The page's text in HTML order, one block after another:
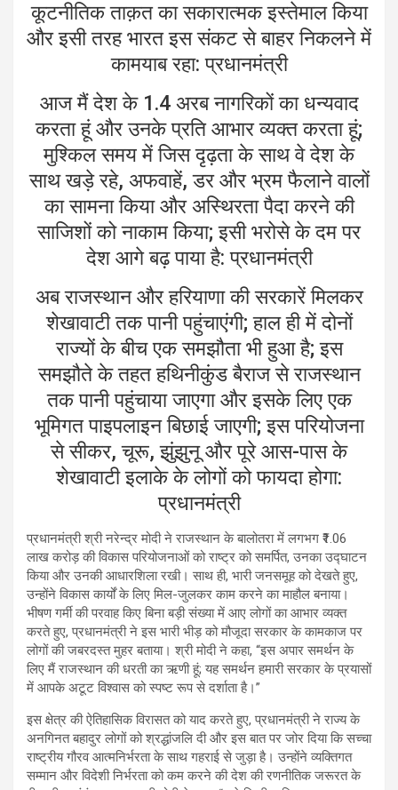
कूटनीतिक ताक़त का सकारात्मक इस्तेमाल किया
और इसी तरह भारत इस संकट से बाहर निकलने में
कामयाब रहा: प्रधानमंत्री
आज मैं देश के 1.4 अरब नागरिकों का धन्यवाद
करता हूं और उनके प्रति आभार व्यक्त करता हूं;
मुश्किल समय में जिस दृढ़ता के साथ वे देश के
साथ खड़े रहे, अफवाहें, डर और भ्रम फैलाने वालों
का सामना किया और अस्थिरता पैदा करने की
साजिशों को नाकाम किया; इसी भरोसे के दम पर
देश आगे बढ़ पाया है: प्रधानमंत्री
अब राजस्थान और हरियाणा की सरकारें मिलकर
शेखावाटी तक पानी पहुंचाएंगी; हाल ही में दोनों
राज्यों के बीच एक समझौता भी हुआ है; इस
समझौते के तहत हथिनीकुंड बैराज से राजस्थान
तक पानी पहुंचाया जाएगा और इसके लिए एक
भूमिगत पाइपलाइन बिछाई जाएगी; इस परियोजना
से सीकर, चूरू, झुंझुनू और पूरे आस-पास के
शेखावाटी इलाके के लोगों को फायदा होगा:
प्रधानमंत्री
प्रधानमंत्री श्री नरेन्द्र मोदी ने राजस्थान के बालोतरा में लगभग ₹1.06
लाख करोड़ की विकास परियोजनाओं को राष्ट्र को समर्पित, उनका उद्घाटन
किया और उनकी आधारशिला रखी। साथ ही, भारी जनसमूह को देखते हुए,
उन्होंने विकास कार्यों के लिए मिल-जुलकर काम करने का माहौल बनाया।
भीषण गर्मी की परवाह किए बिना बड़ी संख्या में आए लोगों का आभार व्यक्त
करते हुए, प्रधानमंत्री ने इस भारी भीड़ को मौजूदा सरकार के कामकाज पर
लोगों की जबरदस्त मुहर बताया। श्री मोदी ने कहा, “इस अपार समर्थन के
लिए मैं राजस्थान की धरती का ऋणी हूं; यह समर्थन हमारी सरकार के प्रयासों
में आपके अटूट विश्वास को स्पष्ट रूप से दर्शाता है।”
इस क्षेत्र की ऐतिहासिक विरासत को याद करते हुए, प्रधानमंत्री ने राज्य के
अनगिनत बहादुर लोगों को श्रद्धांजलि दी और इस बात पर जोर दिया कि सच्चा
राष्ट्रीय गौरव आत्मनिर्भरता के साथ गहराई से जुड़ा है। उन्होंने व्यक्तिगत
सम्मान और विदेशी निर्भरता को कम करने की देश की रणनीतिक जरूरत के